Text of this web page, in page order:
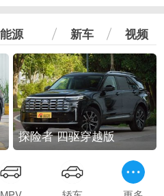
源 新车 视频
探险者 四驱穿越版